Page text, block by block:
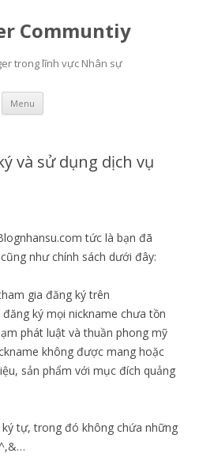
Communtiy
trong lĩnh vực Nhân sự
Menu Skip to content
và sử dụng dịch vụ
tức là bạn đã
như chính sách dưới đây:
gia đăng ký trên
ký mọi nickname chưa tồn
phát luật và thuần phong mỹ
không được mang hoặc
sản phẩm với mục đích quảng
tự, trong đó không chứa những